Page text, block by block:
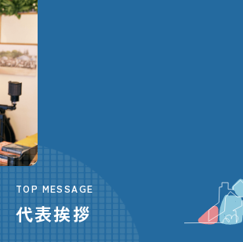
TOP MESSAGE
代表挨拶